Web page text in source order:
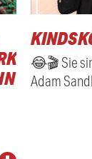
😂🎬 Sie
Adam